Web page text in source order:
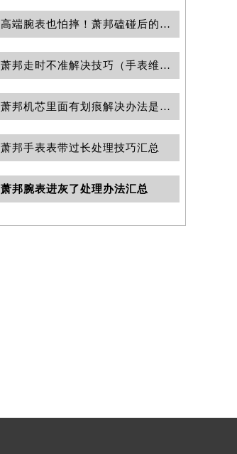
高端腕表也怕摔！萧邦磕碰后的隐藏风险你知道吗？
萧邦走时不准解决技巧（手表维修的实用指南）
萧邦机芯里面有划痕解决办法是什么
萧邦手表表带过长处理技巧汇总
萧邦腕表进灰了处理办法汇总